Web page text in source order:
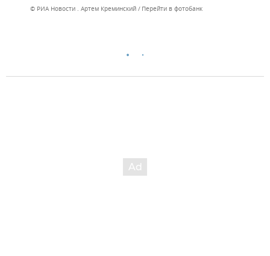
© РИА Новости . Артем Креминский Перейти в фотобанк